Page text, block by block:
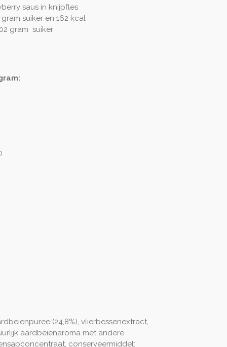
saus in knijpfles
suiker en 162 kcal
gram suiker
(24,8%), vlierbessenextract,
aardbeienaroma met andere
conserveermiddel: